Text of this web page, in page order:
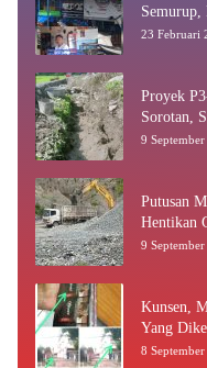
Semurup,
23 Februari
Proyek
Sorotan,
9
Putusan
Hentikan
9
Kunsen,
Yang
Bea Cukai
8